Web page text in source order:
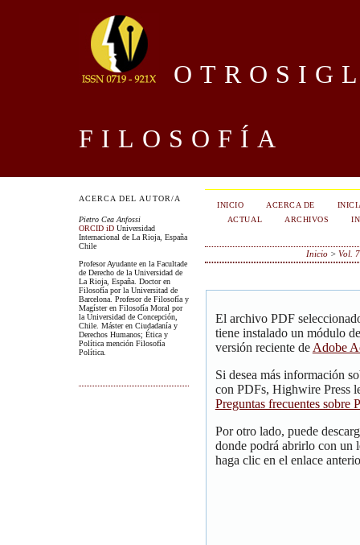
FILOSOFÍA
ACERCA DEL AUTOR/A
Pietro Cea Anfossi
ORCID iD Universidad
Internacional de La Rioja, España
Chile
Profesor Ayudante en la Facultade
de Derecho de la Universidad de
La Rioja, España. Doctor en
Filosofía por la Universitad de
Barcelona. Profesor de Filosofía y
Magíster en Filosofía Moral por
la Universidad de Concepción,
Chile. Máster en Ciudadanía y
Derechos Humanos; Ética y
Política mención Filosofía
Política.
INICIO ACERCA DE
ACTUAL
ARCHIVOS
Inicio> Vol.
El archivo PDF
tiene instalado un módulo
versión reciente de Adobe
Si desea más información
con PDFs, Highwire Press
Preguntas frecuentes sobre
Por otro lado, puede
donde podrá abrirlo con un
haga clic en el enlace